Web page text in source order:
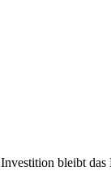
bleibt